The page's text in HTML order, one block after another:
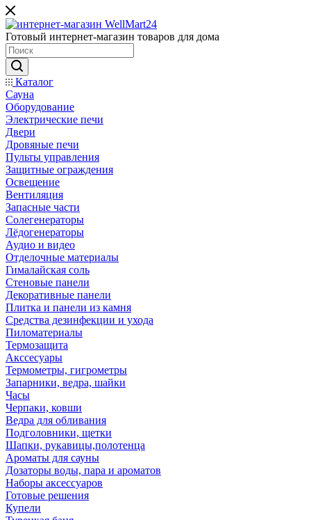
Готовый интернет-магазин товаров для дома
Каталог
Сауна
Оборудование
Электрические печи
Двери
Дровяные печи
Пульты управления
Защитные ограждения
Освещение
Вентиляция
Запасные части
Солегенераторы
Лёдогенераторы
Аудио и видео
Отделочные материалы
Гималайская соль
Стеновые панели
Декоративные панели
Плитка и панели из камня
Средства дезинфекции и ухода
Пиломатериалы
Термозащита
Аксcесуары
Термометры, гигрометры
Запарники, ведра, шайки
Часы
Черпаки, ковши
Ведра для обливания
Подголовники, щетки
Шапки, рукавицы,полотенца
Ароматы для сауны
Дозаторы воды, пара и ароматов
Наборы аксессуаров
Готовые решения
Купели